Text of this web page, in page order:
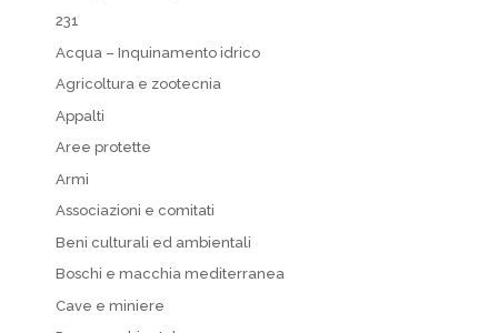
231
Acqua – Inquinamento idrico
Agricoltura e zootecnia
Appalti
Aree protette
Armi
Associazioni e comitati
Beni culturali ed ambientali
Boschi e macchia mediterranea
Cave e miniere